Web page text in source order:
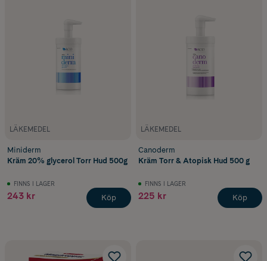
LÄKEMEDEL
Miniderm
Kräm 20% glycerol Torr Hud 500g
FINNS I LAGER
243 kr Köp
LÄKEMEDEL
Canoderm
Kräm Torr & Atopisk Hud 500 g
FINNS I LAGER
225 kr Köp